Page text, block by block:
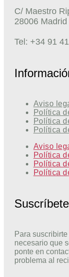
C/ Maestro
28006 Madrid
Tel: +34 91
Aviso
Política
Política
Política
Aviso
Política
Política
Política
Suscríbete
Para
necesario que
ponte en
problema al